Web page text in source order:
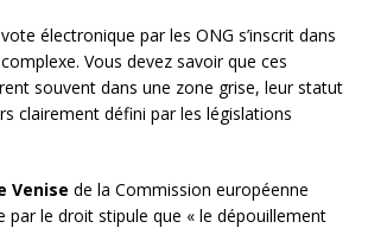
électronique par les ONG s’inscrit dans
Vous devez savoir que ces
souvent dans une zone grise, leur statut
clairement défini par les législations
Venise de la Commission européenne
par le droit stipule que « le dépouillement